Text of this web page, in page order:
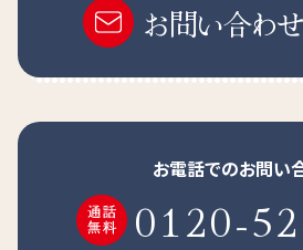
お問い合わ
お電話でのお問い
0120-